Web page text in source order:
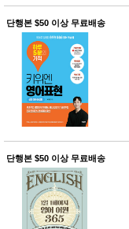
품
Diet/여
성용품
스킨케
메이크
업
헤어케
어/향수
남성화
장품
미용제
품
주방가
단행본 $50 이상 무료배송
단행본 $50 이상 무료배송